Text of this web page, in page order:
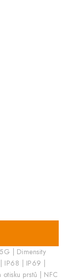
| Dimensity
IP68 | IP69 |
prstů | NFC